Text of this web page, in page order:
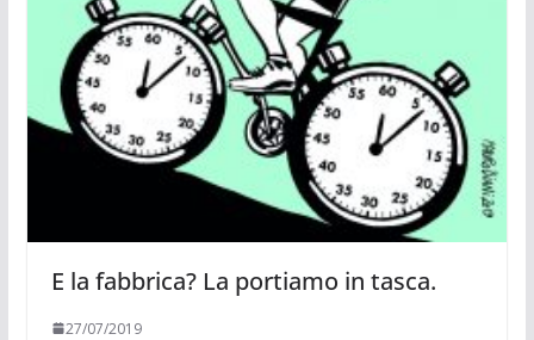
E la fabbrica? La portiamo in tasca.
27/07/2019